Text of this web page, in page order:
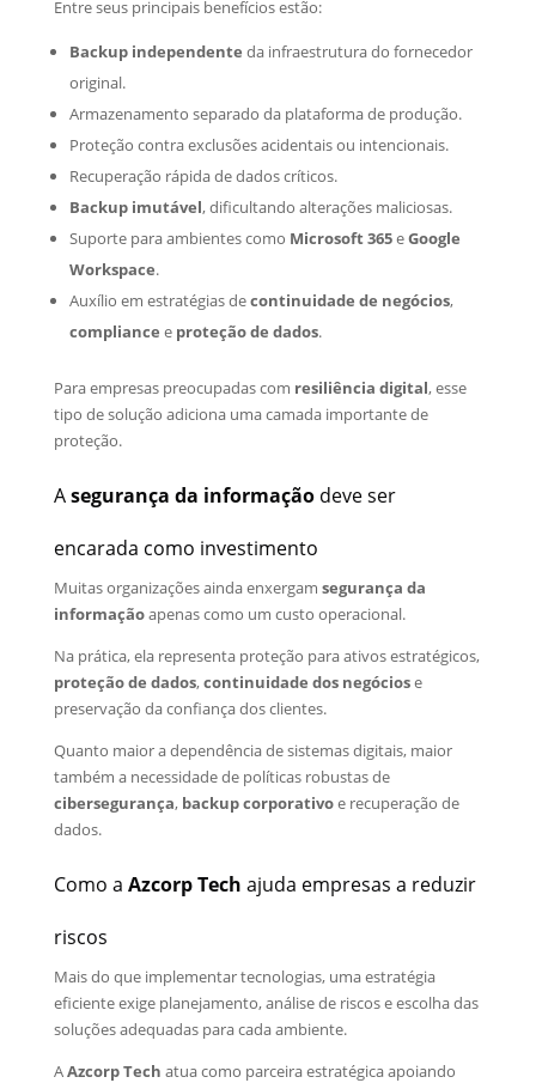
Entre seus principais benefícios estão:
Backup independente da infraestrutura do fornecedor
original.
Armazenamento separado da plataforma de produção.
Proteção contra exclusões acidentais ou intencionais.
Recuperação rápida de dados críticos.
Backup imutável, dificultando alterações maliciosas.
Suporte para ambientes como Microsoft 365eGoogle
Workspace.
Auxílio em estratégias decontinuidade de negócios,
compliance e proteção de dados.
Para empresas preocupadas com resiliência digital, esse
tipo de solução adiciona uma camada importante de
proteção.
Asegurança da informaçãodeve ser
encarada como investimento
Muitas organizações ainda enxergam segurança da
informaçãoapenas como um custo operacional.
Na prática, ela representa proteção para ativos estratégicos,
proteção de dados,continuidade dos negóciose
preservação da confiança dos clientes.
Quanto maior a dependência de sistemas digitais, maior
também a necessidade de políticas robustas de
cibersegurança, backup corporativoe recuperação de
dados.
Como a Azcorp Tech ajuda empresas a reduzir
riscos
Mais do que implementar tecnologias, uma estratégia
eficiente exige planejamento, análise de riscos e escolha das
soluções adequadas para cada ambiente.
AAzcorp Tech atua como parceira estratégica apoiando